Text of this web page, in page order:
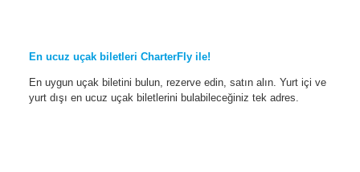
En ucuz uçak biletleri CharterFly ile!
En uygun uçak biletini bulun, rezerve edin, satın alın. Yurt içi ve
yurt dışı en ucuz uçak biletlerini bulabileceğiniz tek adres.